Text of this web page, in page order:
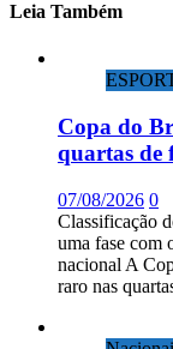
Leia Também
Copa do
quartas de
07/08/2026 0
Classificação
uma fase com
nacional A
raro nas